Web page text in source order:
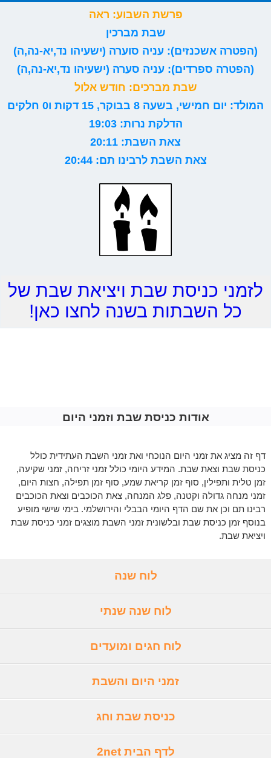
פרשת השבוע: ראה
שבת מברכין
(הפטרה אשכנזים): עניה סוערה (ישעיהו נד,יא-נה,ה)
(הפטרה ספרדים): עניה סערה (ישעיהו נד,יא-נה,ה)
שבת מברכים: חודש אלול
המולד: יום חמישי, בשעה 8 בבוקר, 15 דקות ו0 חלקים
הדלקת נרות: 19:03
צאת השבת: 20:11
צאת השבת לרבינו תם: 20:44
לזמני כניסת שבת ויציאת שבת של
כל השבתות בשנה לחצו כאן!
אודות כניסת שבת וזמני היום
דף זה מציג את זמני היום הנוכחי ואת זמני השבת העתידית כולל
כניסת שבת וצאת שבת. המידע היומי כולל זמני זריחה, זמני שקיעה,
זמן טלית ותפילין, סוף זמן קריאת שמע, סוף זמן תפילה, חצות היום,
זמני מנחה גדולה וקטנה, פלג המנחה, צאת הכוכבים וצאת הכוכבים
רבינו תם וכן את שם הדף היומי הבבלי והירושלמי. בימי שישי מופיע
בנוסף זמן כניסת שבת ובלשונית זמני השבת מוצגים זמני כניסת שבת
ויציאת שבת.
לוח שנה
לוח שנה שנתי
לוח חגים ומועדים
זמני היום והשבת
כניסת שבת וחג
לדף הבית 2net